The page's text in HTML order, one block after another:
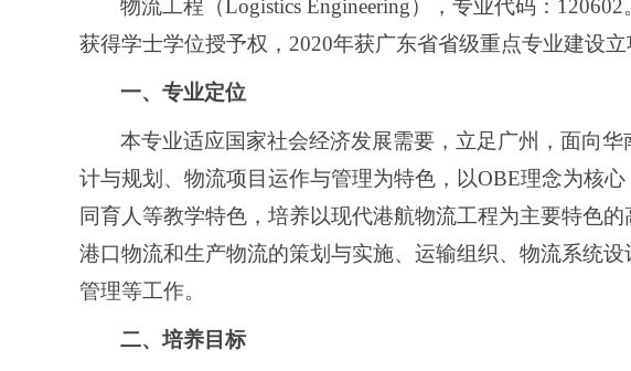
物流工程（Logistics Engineering），专业代码：
获得学士学位授予权，2020年获广东省省级重点专业建设立
一、专业定位
本专业适应国家社会经济发展需要，立足广州，面向
计与规划、物流项目运作与管理为特色，以OBE理念为核
同育人等教学特色，培养以现代港航物流工程为主要特色
港口物流和生产物流的策划与实施、运输组织、物流系统
管理等工作。
二、培养目标